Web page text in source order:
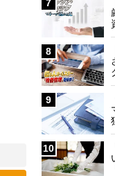
7
8
9
10